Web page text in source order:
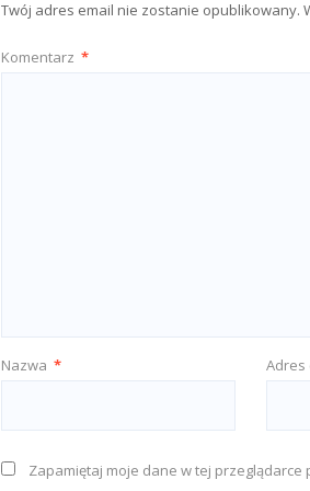
Twój adres email nie zostanie opublikowany.
Komentarz *
Nazwa * Adres
Zapamiętaj moje dane w tej